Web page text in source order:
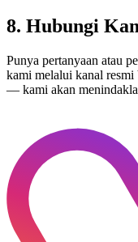
8. Hubungi
Punya pertanyaan atau
kami melalui kanal
— kami akan